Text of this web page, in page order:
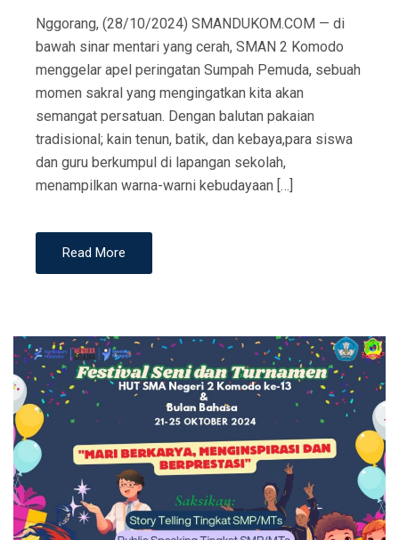
Nggorang, (28/10/2024) SMANDUKOM.COM — di
bawah sinar mentari yang cerah, SMAN 2 Komodo
menggelar apel peringatan Sumpah Pemuda, sebuah
momen sakral yang mengingatkan kita akan
semangat persatuan. Dengan balutan pakaian
tradisional; kain tenun, batik, dan kebaya,para siswa
dan guru berkumpul di lapangan sekolah,
menampilkan warna-warni kebudayaan […]
Read More